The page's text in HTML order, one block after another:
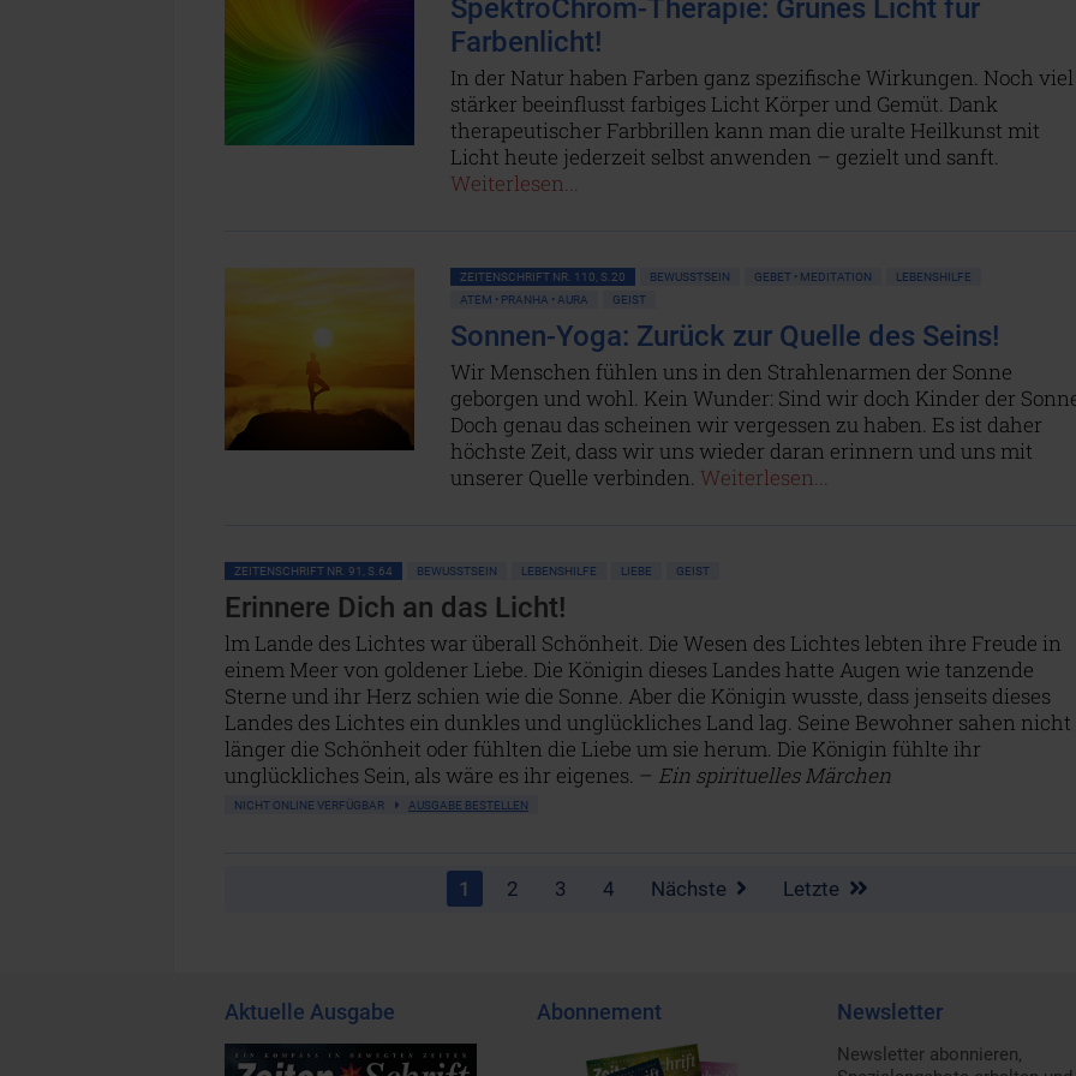
SpektroChrom-Therapie: Grünes Licht für
Farbenlicht!
In der Natur haben Farben ganz spezifische Wirkungen. Noch viel
stärker beeinflusst farbiges Licht Körper und Gemüt. Dank
therapeutischer Farbbrillen kann man die uralte Heilkunst mit
Licht heute jederzeit selbst anwenden – gezielt und sanft.
Weiterlesen...
ZEITENSCHRIFT NR. 110, S.20 BEWUSSTSEIN GEBET • MEDITATION
LEBENSHILFE
ATEM • PRANHA • AURA
GEIST
Sonnen-Yoga: Zurück zur Quelle des Seins!
Wir Menschen fühlen uns in den Strahlenarmen der Sonne
geborgen und wohl. Kein Wunder: Sind wir doch Kinder der
Doch genau das scheinen wir vergessen zu haben. Es ist daher
höchste Zeit, dass wir uns wieder daran erinnern und uns mit
unserer Quelle verbinden. Weiterlesen...
ZEITENSCHRIFT NR. 91, S.64 BEWUSSTSEIN LEBENSHILFE LIEBE GEIST
Erinnere Dich an das Licht!
lm Lande des Lichtes war überall Schönheit. Die Wesen des Lichtes lebten ihre Freude in
einem Meer von goldener Liebe. Die Königin dieses Landes hatte Augen wie tanzende
Sterne und ihr Herz schien wie die Sonne. Aber die Königin wusste, dass jenseits dieses
Landes des Lichtes ein dunkles und unglückliches Land lag. Seine Bewohner sahen nicht
länger die Schönheit oder fühlten die Liebe um sie herum. Die Königin fühlte ihr
unglückliches Sein, als wäre es ihr eigenes. – Ein spirituelles Märchen
NICHT ONLINE VERFÜGBAR AUSGABE BESTELLEN
1 2 3 4 Nächste Letzte
Aktuelle Ausgabe Abonnement Newsletter
Newsletter abonnieren,